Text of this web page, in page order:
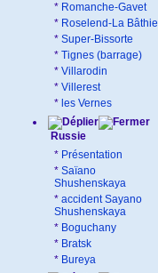
* Romanche-Gavet
* Roselend-La Bâthie
* Super-Bissorte
* Tignes (barrage)
* Villarodin
* Villerest
* les Vernes
Russie
* Présentation
* Saïano
Shushenskaya
* accident Sayano
Shushenskaya
* Boguchany
* Bratsk
* Bureya